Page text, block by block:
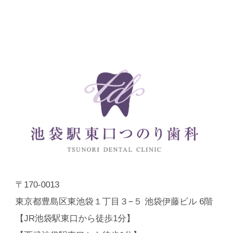
〒170-0013
東京都豊島区東池袋１丁目３−５ 池袋伊藤ビル 6階
【JR池袋駅東口から徒歩1分】